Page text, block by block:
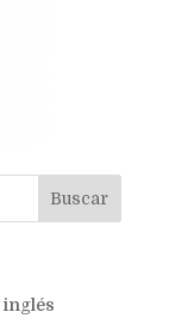
inglés